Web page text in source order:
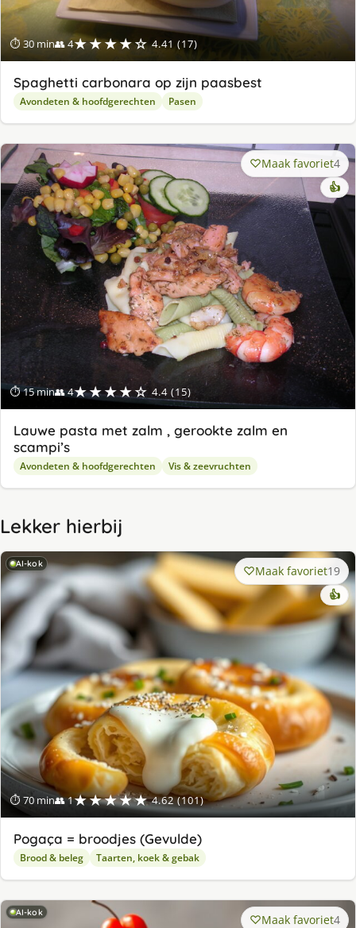
⏱ 30 min👥 4★★★★☆ 4.41 (17)
Spaghetti carbonara op zijn paasbest
Avondeten & hoofdgerechten Pasen
⏱ 15 min👥 4★★★★☆ 4.4 (15)
Maak favoriet4
👍
Lauwe pasta met zalm , gerookte zalm en
scampi’s
Avondeten & hoofdgerechten Vis & zeevruchten
Lekker hierbij
AI-kok
⏱ 70 min👥 1★★★★★ 4.62 (101)
Maak favoriet19
👍
Pogaça = broodjes (Gevulde)
Brood & beleg Taarten, koek & gebak
AI-kok Maak favoriet4